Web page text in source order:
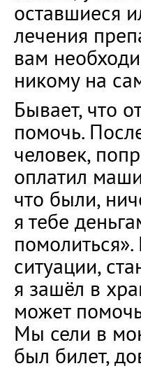
оставшиеся
лечения
вам
никому на
Бывает, что
помочь.
человек,
оплатил
что были,
я тебе
ситуации,
я зашёл в
может
Мы сели в
был билет,